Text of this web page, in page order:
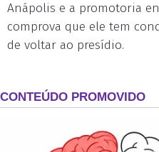
Anápolis e a promotoria
comprova que ele tem
de voltar ao presídio.